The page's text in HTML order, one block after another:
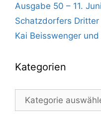
Ausgabe 50 – 11.
Schatzdorfers
Kai Beisswenger
Kategorien
Kategorien